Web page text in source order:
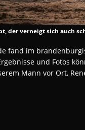
der verneigt sich auch
fand im
und Fotos
Mann vor Ort,